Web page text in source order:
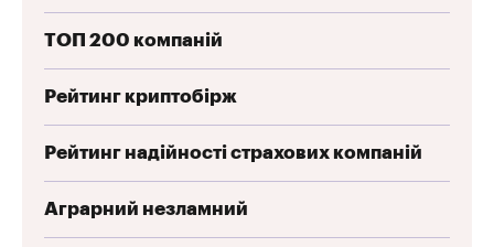
ТОП 200 компаній
Рейтинг криптобірж
Рейтинг надійності страхових компаній
Аграрний незламний